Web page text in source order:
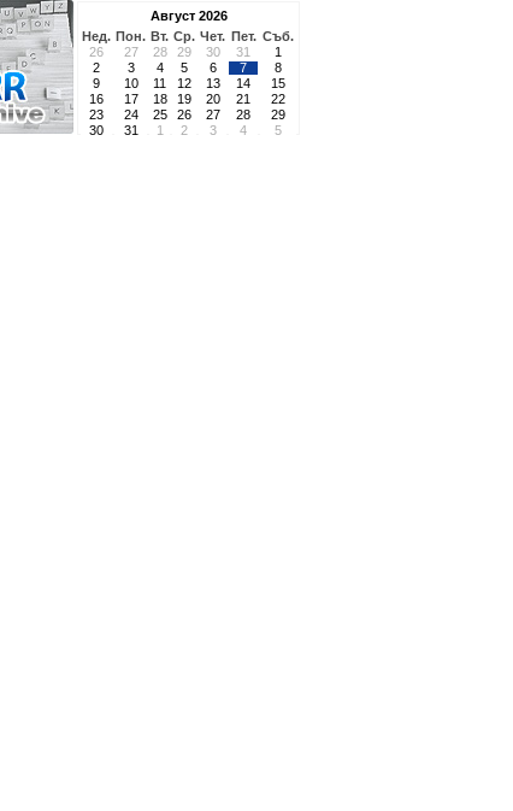
Август 2026
Нед. Пон. Вт. Ср. Чет. Пет. Съб.
26
27 28 29 30 31
1
2
3 4 5 6 7
8
9
10 11 12 13 14
15
16
17 18 19 20 21
22
23
24 25 26 27 28
29
30
31 1 2 3 4 5